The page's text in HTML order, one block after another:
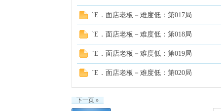
`E．面店老板－难度低：第017局
`E．面店老板－难度低：第018局
`E．面店老板－难度低：第019局
`E．面店老板－难度低：第020局
下一页 »